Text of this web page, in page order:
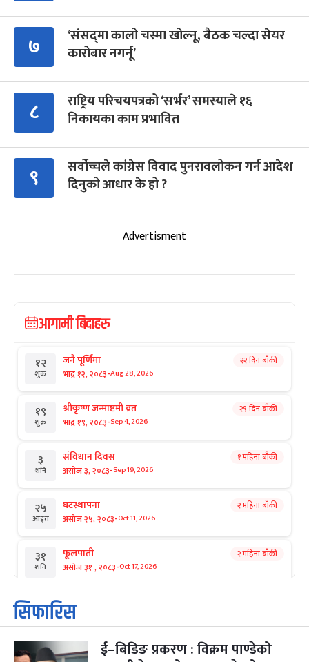
७
‘संसद्‍मा कालो चस्मा खोल्नू, बैठक चल्दा सेयर
कारोबार नगर्नू’
८
राष्ट्रिय परिचयपत्रको ‘सर्भर’ समस्याले १६
निकायका काम प्रभावित
९
सर्वोच्चले कांग्रेस विवाद पुनरावलोकन गर्न आदेश
दिनुको आधार के हो ?
Advertisment
आगामी बिदाहरु
१२
शुक्र
जनै पूर्णिमा
भाद्र १२, २०८३-Aug 28, 2026
२२ दिन बाँकी
१९
शुक्र
श्रीकृष्ण जन्माष्टमी व्रत
भाद्र १९, २०८३-Sep 4, 2026
२९ दिन बाँकी
३
शनि
संविधान दिवस
असोज ३, २०८३-Sep 19, 2026
१ महिना बाँकी
२५
आइत
घटस्थापना
असोज २५, २०८३-Oct 11, 2026
२ महिना बाँकी
३१
शनि
फूलपाती
असोज ३१ , २०८३-Oct 17, 2026
२ महिना बाँकी
१
आइत
कार्तिक सङ्क्रान्ति
कार्तिक १, २०८३
३ महानवमी २ महिना बाँकी
सिफारिस
ई–बिडिङ प्रकरण : विक्रम पाण्डेको